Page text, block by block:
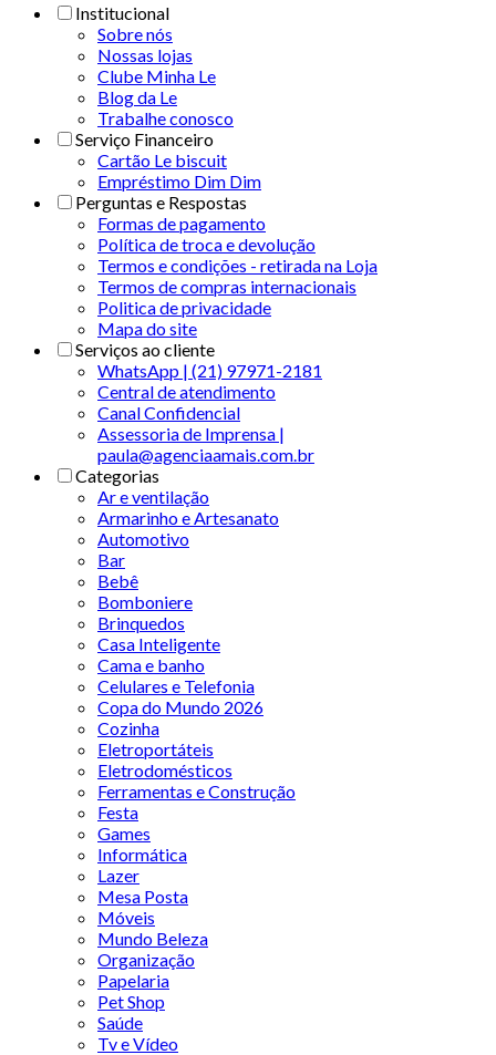
Institucional
Sobre nós
Nossas lojas
Clube Minha Le
Blog da Le
Trabalhe conosco
Serviço Financeiro
Cartão Le biscuit
Empréstimo Dim Dim
Perguntas e Respostas
Formas de pagamento
Política de troca e devolução
Termos e condições - retirada na Loja
Termos de compras internacionais
Politica de privacidade
Mapa do site
Serviços ao cliente
WhatsApp | (21) 97971-2181
Central de atendimento
Canal Confidencial
Assessoria de Imprensa |
paula@agenciaamais.com.br
Categorias
Ar e ventilação
Armarinho e Artesanato
Automotivo
Bar
Bebê
Bomboniere
Brinquedos
Casa Inteligente
Cama e banho
Celulares e Telefonia
Copa do Mundo 2026
Cozinha
Eletroportáteis
Eletrodomésticos
Ferramentas e Construção
Festa
Games
Informática
Lazer
Mesa Posta
Móveis
Mundo Beleza
Organização
Papelaria
Pet Shop
Saúde
Tv e Vídeo